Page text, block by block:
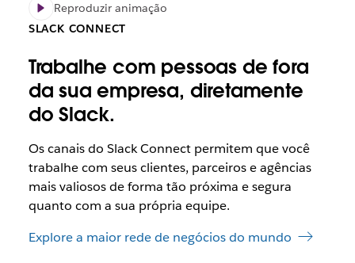
Reproduzir animação
SLACK CONNECT
Trabalhe com pessoas de fora
da sua empresa, diretamente
do Slack.
Os canais do Slack Connect permitem que você
trabalhe com seus clientes, parceiros e agências
mais valiosos de forma tão próxima e segura
quanto com a sua própria equipe.
Explore a maior rede de negócios do mundo